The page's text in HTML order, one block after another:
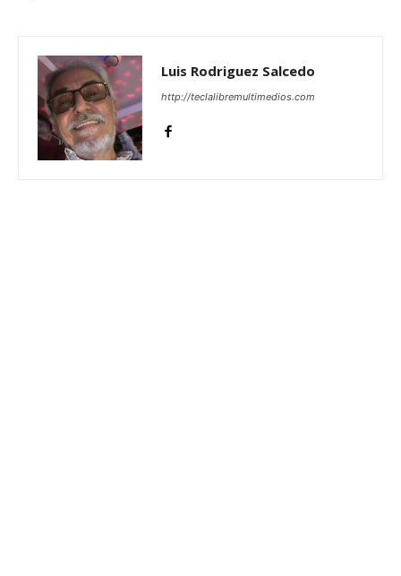
Luis Rodriguez Salcedo
http://teclalibremultimedios.com